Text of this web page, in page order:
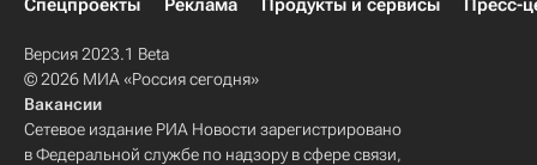
Спецпроекты
Реклама Продукты и сервисы Пресс-
Версия 2023.1 Beta
© 2026 МИА «Россия сегодня»
Вакансии
Сетевое издание РИА Новости зарегистрировано
в Федеральной службе по надзору в сфере связи,